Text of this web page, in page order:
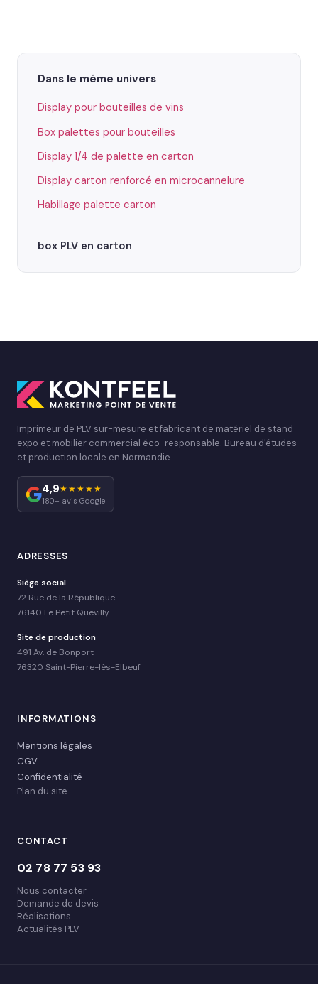
Dans le même univers
Display pour bouteilles de vins
Box palettes pour bouteilles
Display 1/4 de palette en carton
Display carton renforcé en microcannelure
Habillage palette carton
box PLV en carton
Imprimeur de PLV sur-mesure et fabricant de matériel de stand
expo et mobilier commercial éco-responsable. Bureau d'études
et production locale en Normandie.
4,9★★★★★
180+ avis Google
ADRESSES
Siège social
72 Rue de la République
76140 Le Petit Quevilly
Site de production
491 Av. de Bonport
76320 Saint-Pierre-lès-Elbeuf
INFORMATIONS
Mentions légales
CGV
Confidentialité
Plan du site
CONTACT
02 78 77 53 93
Nous contacter
Demande de devis
Réalisations
Actualités PLV